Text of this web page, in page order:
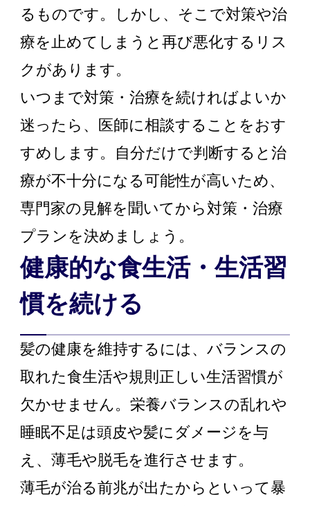
るものです。しかし、そこで対策や治
療を止めてしまうと再び悪化するリス
クがあります。
いつまで対策・治療を続ければよいか
迷ったら、医師に相談することをおす
すめします。自分だけで判断すると治
療が不十分になる可能性が高いため、
専門家の見解を聞いてから対策・治療
プランを決めましょう。
健康的な食生活・生活習
慣を続ける
髪の健康を維持するには、バランスの
取れた食生活や規則正しい生活習慣が
欠かせません。栄養バランスの乱れや
睡眠不足は頭皮や髪にダメージを与
え、薄毛や脱毛を進行させます。
薄毛が治る前兆が出たからといって暴